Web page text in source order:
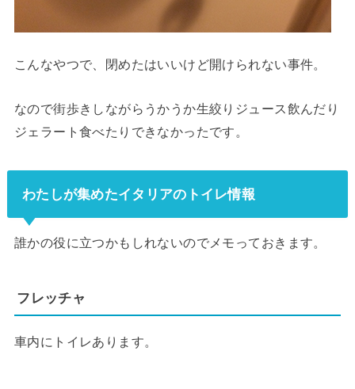
こんなやつで、閉めたはいいけど開けられない事件。
なので街歩きしながらうかうか生絞りジュース飲んだり
ジェラート食べたりできなかったです。
わたしが集めたイタリアのトイレ情報
誰かの役に立つかもしれないのでメモっておきます。
フレッチャ
車内にトイレあります。